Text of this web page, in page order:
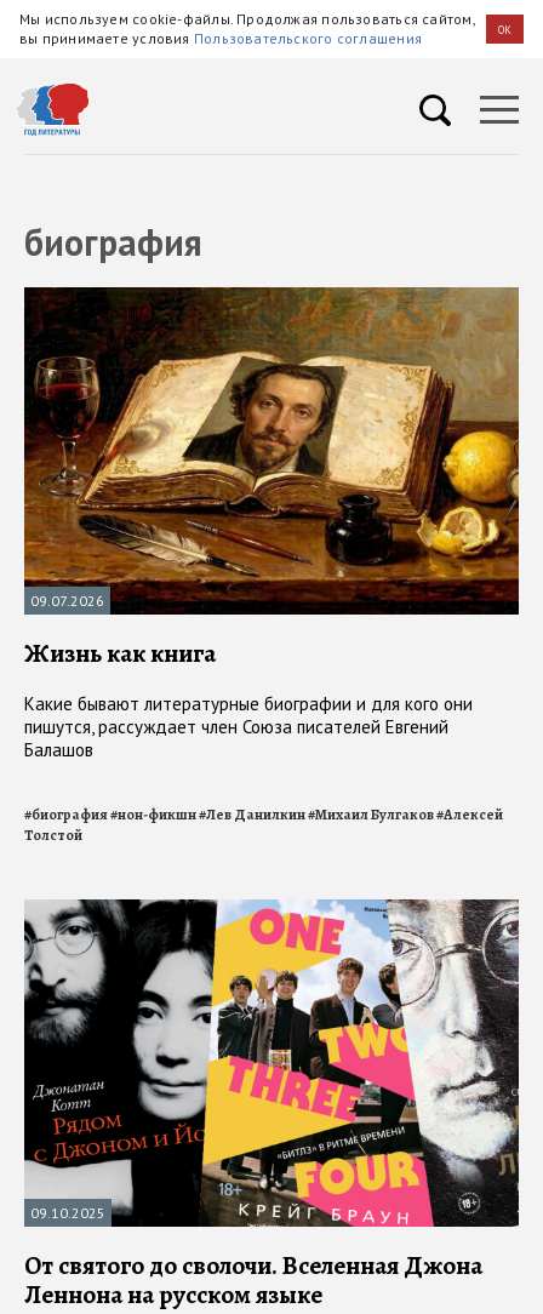
Мы используем cookie-файлы. Продолжая пользоваться сайтом,
вы принимаете условия Пользовательского соглашения OK
биография
09.07.2026
Жизнь как книга
Какие бывают литературные биографии и для кого они
пишутся, рассуждает член Союза писателей Евгений
Балашов
#биография#нон-фикшн#Лев Данилкин#Михаил Булгаков#Алексей
Толстой
09.10.2025
От святого до сволочи. Вселенная Джона
Леннона на русском языке